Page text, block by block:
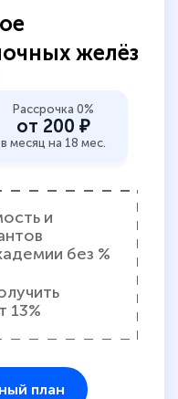
желёз
Рассрочка 0%
от 200 ₽
в месяц на 18 мес.
и
без %
13%
план